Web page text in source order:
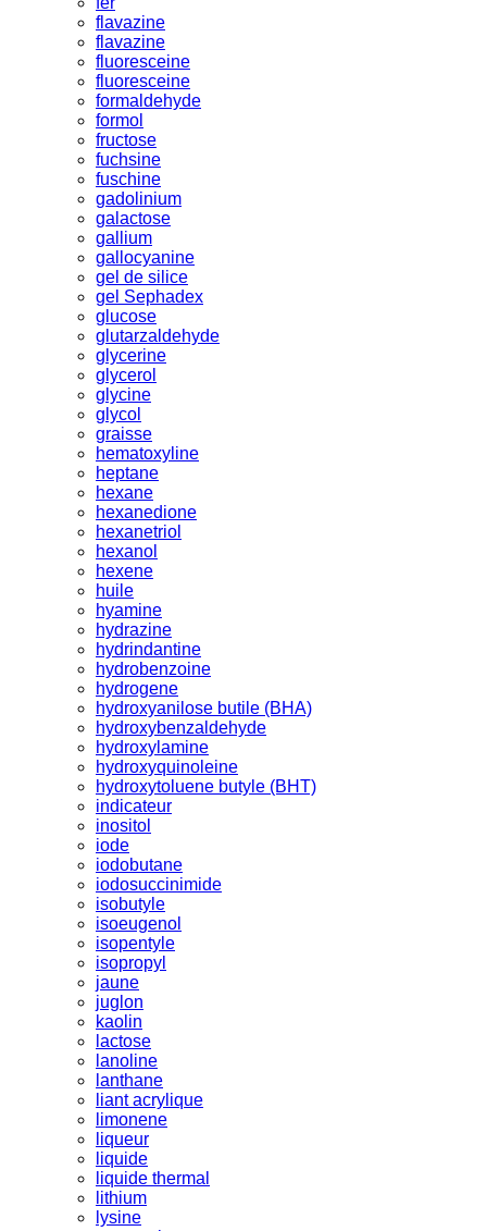
flavazine
flavazine
fluoresceine
fluoresceine
formaldehyde
formol
fructose
fuchsine
fuschine
gadolinium
galactose
gallium
gallocyanine
gel de silice
gel Sephadex
glucose
glutarzaldehyde
glycerine
glycerol
glycine
glycol
graisse
hematoxyline
heptane
hexane
hexanedione
hexanetriol
hexanol
hexene
huile
hyamine
hydrazine
hydrindantine
hydrobenzoine
hydrogene
hydroxyanilose butile (BHA)
hydroxybenzaldehyde
hydroxylamine
hydroxyquinoleine
hydroxytoluene butyle (BHT)
indicateur
inositol
iode
iodobutane
iodosuccinimide
isobutyle
isoeugenol
isopentyle
isopropyl
jaune
juglon
kaolin
lactose
lanoline
lanthane
liant acrylique
limonene
liqueur
liquide
liquide thermal
lithium
lysine